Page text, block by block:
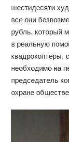
шестидесяти
все они
рубль, который
в реальную
квадрокоптеры,
необходимо на
председатель
охране